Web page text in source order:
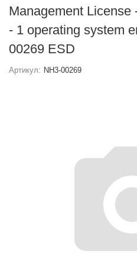
Management License
- 1 operating system
00269 ESD
Артикул: NH3-00269